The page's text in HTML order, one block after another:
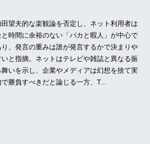
田望夫的な楽観論を否定し、ネット利用者は
と時間に余裕のない「バカと暇人」が中心で
り、発言の重みは誰が発言するかで決まりや
いと指摘。ネットはテレビや雑誌と異なる振
舞いを示し、企業やメディアは幻想を捨て実
で勝負すべきだと論じる一方、T...